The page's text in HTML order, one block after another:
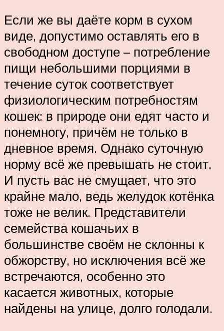
Если же вы даёте корм в сухом
виде, допустимо оставлять его в
свободном доступе – потребление
пищи небольшими порциями в
течение суток соответствует
физиологическим потребностям
кошек: в природе они едят часто и
понемногу, причём не только в
дневное время. Однако суточную
норму всё же превышать не стоит.
И пусть вас не смущает, что это
крайне мало, ведь желудок котёнка
тоже не велик. Представители
семейства кошачьих в
большинстве своём не склонны к
обжорству, но исключения всё же
встречаются, особенно это
касается животных, которые
найдены на улице, долго голодали.